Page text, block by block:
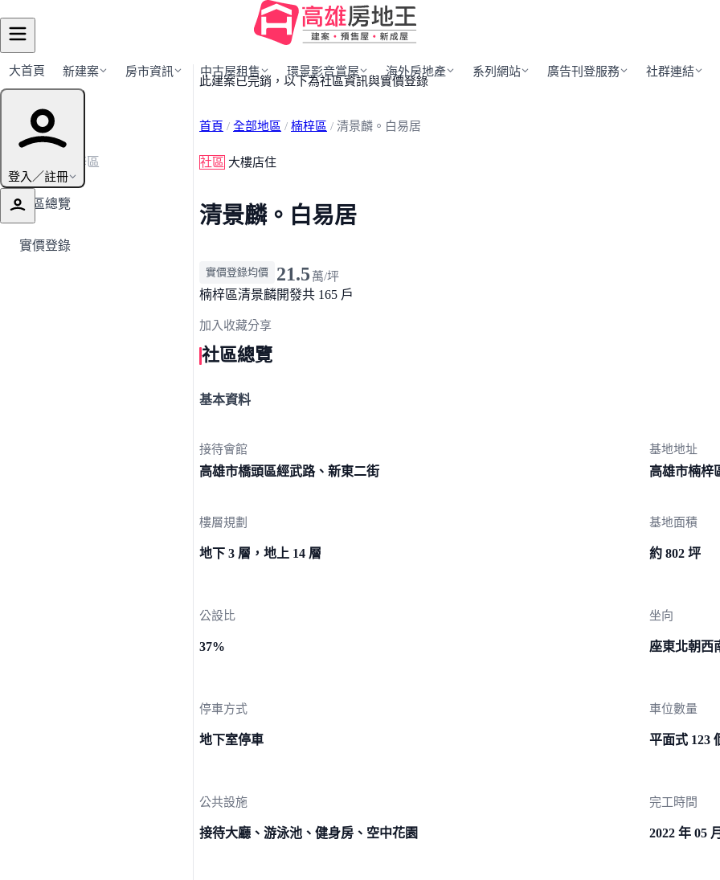
大首頁 新建案 房市資訊 中古屋租售 環景影音賞屋 海外房地產 系列網站 廣告刊登服務 社群連結
登入／註冊
建案導覽
← 返回楠梓區
社區總覽
實價登錄
此建案已完銷，以下為社區資訊與實價登錄
首頁 / 全部地區 / 楠梓區 / 清景麟。白易居
社區 大樓店住
清景麟。白易居
實價登錄均價 21.5 萬/坪
楠梓區清景麟開發共 165 戶
加入收藏分享
社區總覽
基本資料
接待會館
高雄市橋頭區經武路、新東二街
基地地址
高雄市楠梓
樓層規劃
地下 3 層，地上 14 層
基地面積
約 802 坪
公設比
37%
坐向
座東北朝西
停車方式
地下室停車
車位數量
平面式 123
公共設施
接待大廳、游泳池、健身房、空中花園
完工時間
2022 年 05 月